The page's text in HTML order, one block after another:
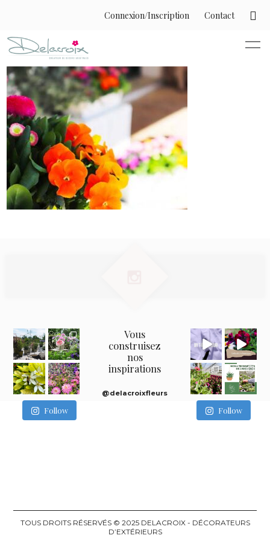
Connexion/Inscription Contact
Follow
Vous
construisez
nos
inspirations
@delacroixfleurs
Follow
TOUS DROITS RÉSERVÉS © 2025 DELACROIX - DÉCORATEURS
D’EXTÉRIEURS